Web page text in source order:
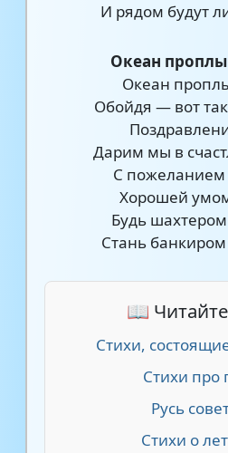
И рядом будут
Океан
Океан
Обойдя — вот
Дарим мы в
С пожеланием
Хорошей
Будь
Стань
📖
Стихи,
Стихи про
Русь
Стихи о